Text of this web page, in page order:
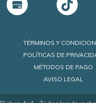
TÉRMINOS Y
POLÍTICAS DE
MÉTODOS DE PAGO
AVISO LEGAL